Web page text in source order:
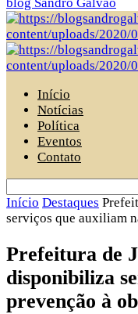
Início
Notícias
Política
Eventos
Contato
Início Destaques
serviços que auxiliam
Prefeitura de
disponibiliza
prevenção à